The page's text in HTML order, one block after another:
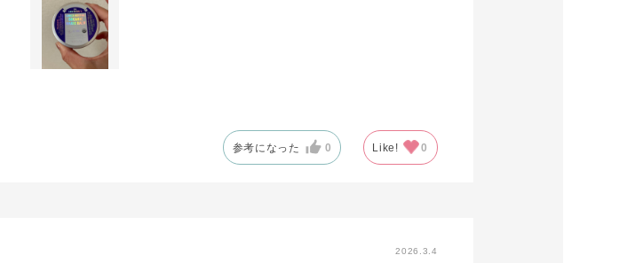
参考になった 0 Like! 0
2026.3.4